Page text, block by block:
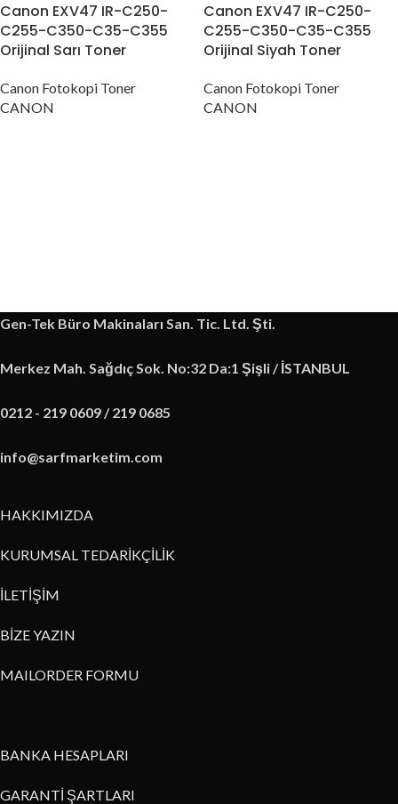
Canon EXV47 IR-C250-
C255-C350-C35-C355
Orijinal Sarı Toner
Canon Fotokopi Toner
CANON
Canon EXV47 IR-C250-
C255-C350-C35-C355
Orijinal Siyah Toner
Canon Fotokopi Toner
CANON
Gen-Tek Büro Makinaları San. Tic. Ltd. Şti.
Merkez Mah. Sağdıç Sok. No:32 Da:1 Şişli / İSTANBUL
0212 - 219 0609 / 219 0685
info@sarfmarketim.com
HAKKIMIZDA
KURUMSAL TEDARİKÇİLİK
İLETİŞİM
BİZE YAZIN
MAILORDER FORMU
BANKA HESAPLARI
GARANTİ ŞARTLARI